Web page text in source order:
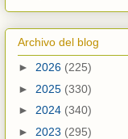
Archivo del blog
► 2026 (225)
► 2025 (330)
► 2024 (340)
► 2023 (295)